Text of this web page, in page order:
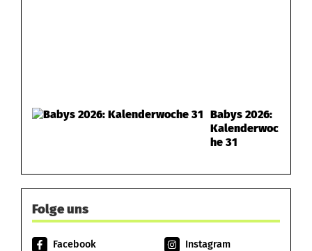
Babys 2026:
Kalenderwoc
he 31
Folge uns
Facebook
Instagram